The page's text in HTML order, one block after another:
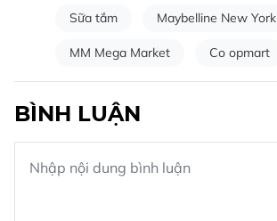
Sữa tắm Maybelline New York
MM Mega Market Co opmart
BÌNH LUẬN